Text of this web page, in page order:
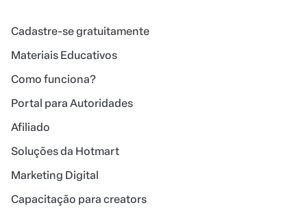
Cadastre-se gratuitamente
Materiais Educativos
Como funciona?
Portal para Autoridades
Afiliado
Soluções da Hotmart
Marketing Digital
Capacitação para creators